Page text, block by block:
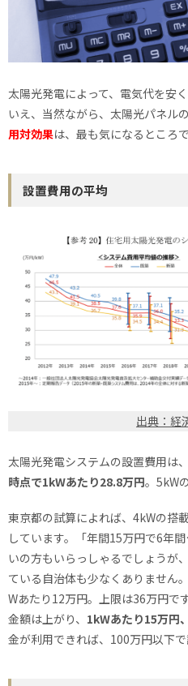
太陽光発電によって、電気代を
いえ、当然ながら、太陽光パネル
用対効果は、最も気になるところで
設置費用の平均
出典：経
太陽光発電システムの設置費用は
時点で1kWあたり28.8万円。5kW
東京都の試算によれば、4kWの搭
しています。「年間15万円で6年
いの方もいらっしゃるでしょうが
ている自治体も少なくありません
Wあたり12万円。上限は36万円で
金額は上がり、 1kWあたり15万円
金が利用できれば、100万円以下で